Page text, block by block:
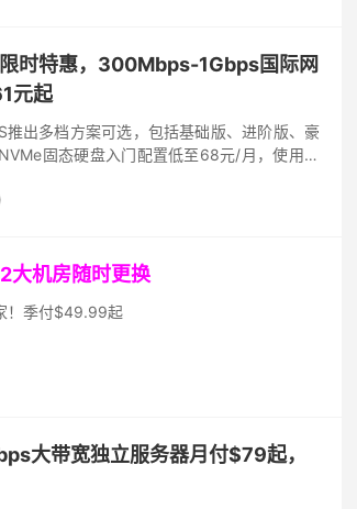
时特惠，300Mbps-1Gbps国际网
元起
出多档方案可选，包括基础版、进阶版、豪
固态硬盘入门配置低至68元/月，使用优
大机房随时更换
！季付$49.99起
大带宽独立服务器月付$79起，